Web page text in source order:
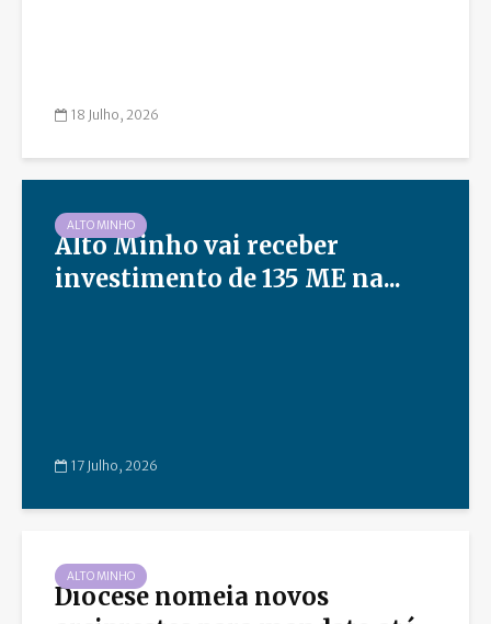
18 Julho, 2026
ALTO MINHO
Alto Minho vai receber
investimento de 135 ME na...
17 Julho, 2026
ALTO MINHO
Diocese nomeia novos